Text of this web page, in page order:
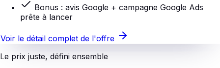
Bonus : avis Google + campagne Google Ads
prête à lancer
Voir le détail complet de l'offre
Le prix juste, défini ensemble